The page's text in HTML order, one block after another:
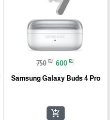
750 ₪ 600 ₪
Samsung Galaxy Buds 4 Pro
add_shopping_cart